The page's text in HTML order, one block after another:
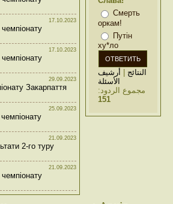
17.10.2023
17.10.2023
29.09.2023
Закарпаття
25.09.2023
21.09.2023
2-го туру
21.09.2023
Смерть
оркам!
Путін
ху*ло
النتائج | أرشيف
الأسئلة
مجموع الردود:
151